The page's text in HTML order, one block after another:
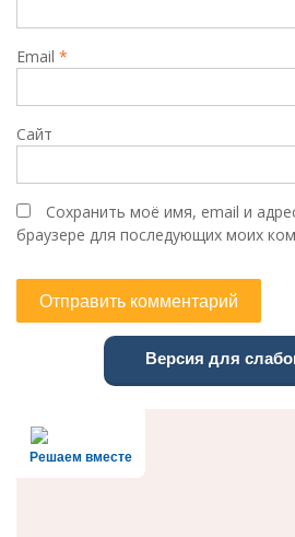
Email *
Сайт
Сохранить моё имя, email и
браузере для последующих моих
Версия для
Решаем вместе